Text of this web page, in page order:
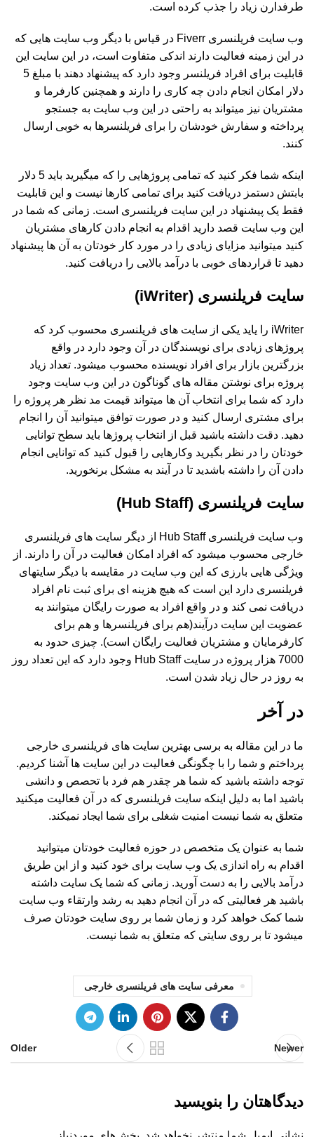
طرفدارن زیاد را جذب کرده است.
وب سایت فریلنسری Fiverr در قیاس با دیگر وب سایت هایی که
در این زمینه فعالیت دارند اندکی متفاوت است، در این سایت این
قابلیت برای افراد فریلنسر وجود دارد که پیشنهاد دهند با مبلغ 5
دلار امکان انجام دادن چه کاری را دارند و همچنین کارفرما و
مشتریان نیز میتواند به راحتی در این وب سایت به جستجو
پرداخته و سفارش خودشان را برای فریلنسرها به خوبی ارسال
کنند.
اینکه شما فکر کنید که تمامی پروژهایی را که میگیرید باید 5 دلار
بابتش دستمز دریافت کنید برای تمامی کارها نیست و این قابلیت
فقط یک پیشنهاد در این سایت فریلنسری است. زمانی که شما در
این وب سایت قصد دارید اقدام به انجام دادن کارهای مشتریان
کنید میتوانید مزایای زیادی را در مورد کار خودتان به آن ها پیشنهاد
دهید تا قراردهای خوبی با درآمد بالایی را دریافت کنید.
سایت فریلنسری (iWriter)
iWriter را یاید یکی از سایت های فریلنسری محسوب کرد که
پروژهای زیادی برای نویسندگان در آن وجود دارد در واقع
بزرگترین بازار برای افراد نویسنده محسوب میشود. تعداد زیاد
پروژه برای نوشتن مقاله های گوناگون در این وب سایت وجود
دارد که شما برای انتخاب آن ها میتواند قیمت مد نظر هر پروژه را
برای مشتری ارسال کنید و در صورت توافق میتوانید آن را انجام
دهید. دقت داشته باشید قبل از انتخاب پروژها باید سطح توانایی
خودتان را در نظر بگیرید وکارهایی را قبول کنید که توانایی انجام
دادن آن را داشته باشدید تا در آیند به مشکل برنخورید.
سایت فریلنسری (Hub Staff)
وب سایت فریلنسری Hub Staff از دیگر سایت های فریلنسری
خارجی محسوب میشود که افراد امکان فعالیت در آن را دارند. از
ویژگی هایی بارزی که این وب سایت در مقایسه با دیگر سایتهای
فریلنسری دارد این است که هیچ هزینه ای برای ثبت نام افراد
دریافت نمی کند و در واقع افراد به صورت رایگان میتوانند به
عضویت این سایت درآیند(هم برای فریلنسرها و هم برای
کارفرمایان و مشتریان فعالیت رایگان است). چیزی حدود به
7000 هزار پروژه در سایت Hub Staff وجود دارد که این تعداد روز
به روز در حال زیاد شدن است.
در آخر
ما در این مقاله به برسی بهترین سایت های فریلنسری خارجی
پرداختم و شما را با چگونگی فعالیت در این سایت ها آشنا کردیم.
توجه داشته باشید که شما هر چقدر هم فرد با تحصص و دانشی
باشید اما به دلیل اینکه سایت فریلنسری که در آن فعالیت میکنید
متعلق به شما نیست امنیت شغلی برای شما ایجاد نمیکند.
شما به عنوان یک متخصص در حوزه فعالیت خودتان میتوانید
اقدام به راه اندازی یک وب سایت برای خود کنید و از این طریق
درآمد بالایی را به دست آورید. زمانی که شما یک سایت داشته
باشید هر فعالیتی که در آن انجام دهید به رشد وارتقاء وب سایت
شما کمک خواهد کرد و زمان شما بر روی سایت خودتان صرف
میشود تا بر روی سایتی که متعلق به شما نیست.
معرفی سایت های فریلنسری خارجی
Newer
Older
دیدگاهتان را بنویسید